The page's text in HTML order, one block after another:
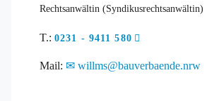
Rechtsanwältin (Syndikusrechtsanwältin)
T.: 0231 - 9411 580
Mail: willms@bauverbaende.nrw